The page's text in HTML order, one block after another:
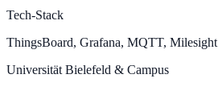
Tech-Stack
ThingsBoard, Grafana, MQTT, Milesight
Universität Bielefeld & Campus